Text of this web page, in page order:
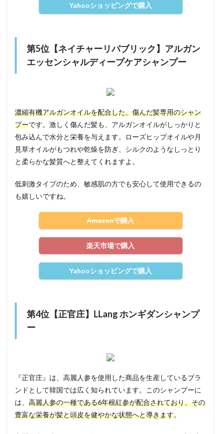
Yahooショッピングで購入
第5位【ネイチャーリパブリック】アルガン
エッセンシャルディープケアシャンプー
濃縮有機アルガンオイルを配合した、傷んだ髪専用のシャン
プーです。激しく傷んだ髪も、アルガンオイルがしっかりと
包み込んで水分と栄養を与えます。ローズヒップオイルや月
見草オイルがもつれや乾燥を防ぎ、シルクのようなしっとり
と柔らかな髪質へと整えてくれますよ。
低刺激タイプのため、敏感肌の方でも安心して使用できるの
も嬉しいですね。
Amazonで購入
楽天市場で購入
Yahooショッピングで購入
第4位【正官庄】LLang ホンギダンシャンプ
ー
『正官庄』は、高麗人参を使用した商品を生産しているブラ
ンドとして韓国では広く知られています。このシャンプーに
は、 高麗人参の一種である6年根紅参が配合されており、その
豊富な栄養が髪と頭皮を健やかな状態へと導きます。